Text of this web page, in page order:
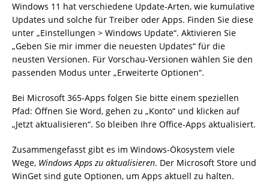
Windows 11 hat verschiedene Update-Arten, wie kumulative
Updates und solche für Treiber oder Apps. Finden Sie diese
unter „Einstellungen > Windows Update“. Aktivieren Sie
„Geben Sie mir immer die neuesten Updates“ für die
neusten Versionen. Für Vorschau-Versionen wählen Sie den
passenden Modus unter „Erweiterte Optionen“.
Bei Microsoft 365-Apps folgen Sie bitte einem speziellen
Pfad: Öffnen Sie Word, gehen zu „Konto“ und klicken auf
„Jetzt aktualisieren“. So bleiben Ihre Office-Apps aktualisiert.
Zusammengefasst gibt es im Windows-Ökosystem viele
Wege, Windows Apps zu aktualisieren. Der Microsoft Store und
WinGet sind gute Optionen, um Apps aktuell zu halten.